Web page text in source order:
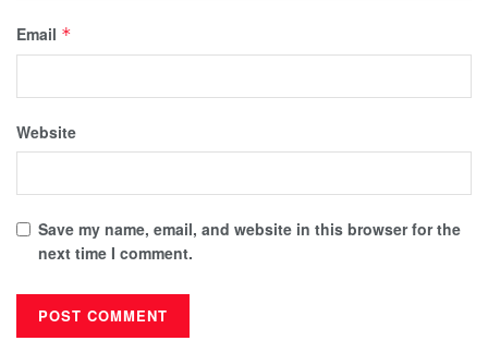
Email *
Website
Save my name, email, and website in this browser for the
next time I comment.